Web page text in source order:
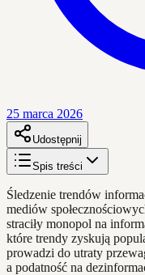
25 marca 2026
Udostępnij
Spis treści
Śledzenie trendów
mediów
straciły monopol na
które trendy zyskują
prowadzi do utraty
a podatność na